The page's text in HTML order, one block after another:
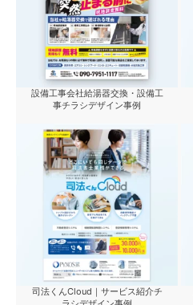
設備工事会社給湯器交換・設備工
事チラシデザイン事例
司法くんCloud｜サービス紹介チ